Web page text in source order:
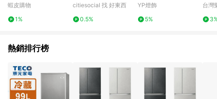
用，或不適用於無回饋商品。各點數紅包之適用商品與使用條件
請依點數紅包頁面規則為準。
磁吸支架手機強力吸附
蝦皮購物
1%
citiesocial 找 好東西
0.5%
YP燈飾
5%
ht水
台灣
熱銷排行榜